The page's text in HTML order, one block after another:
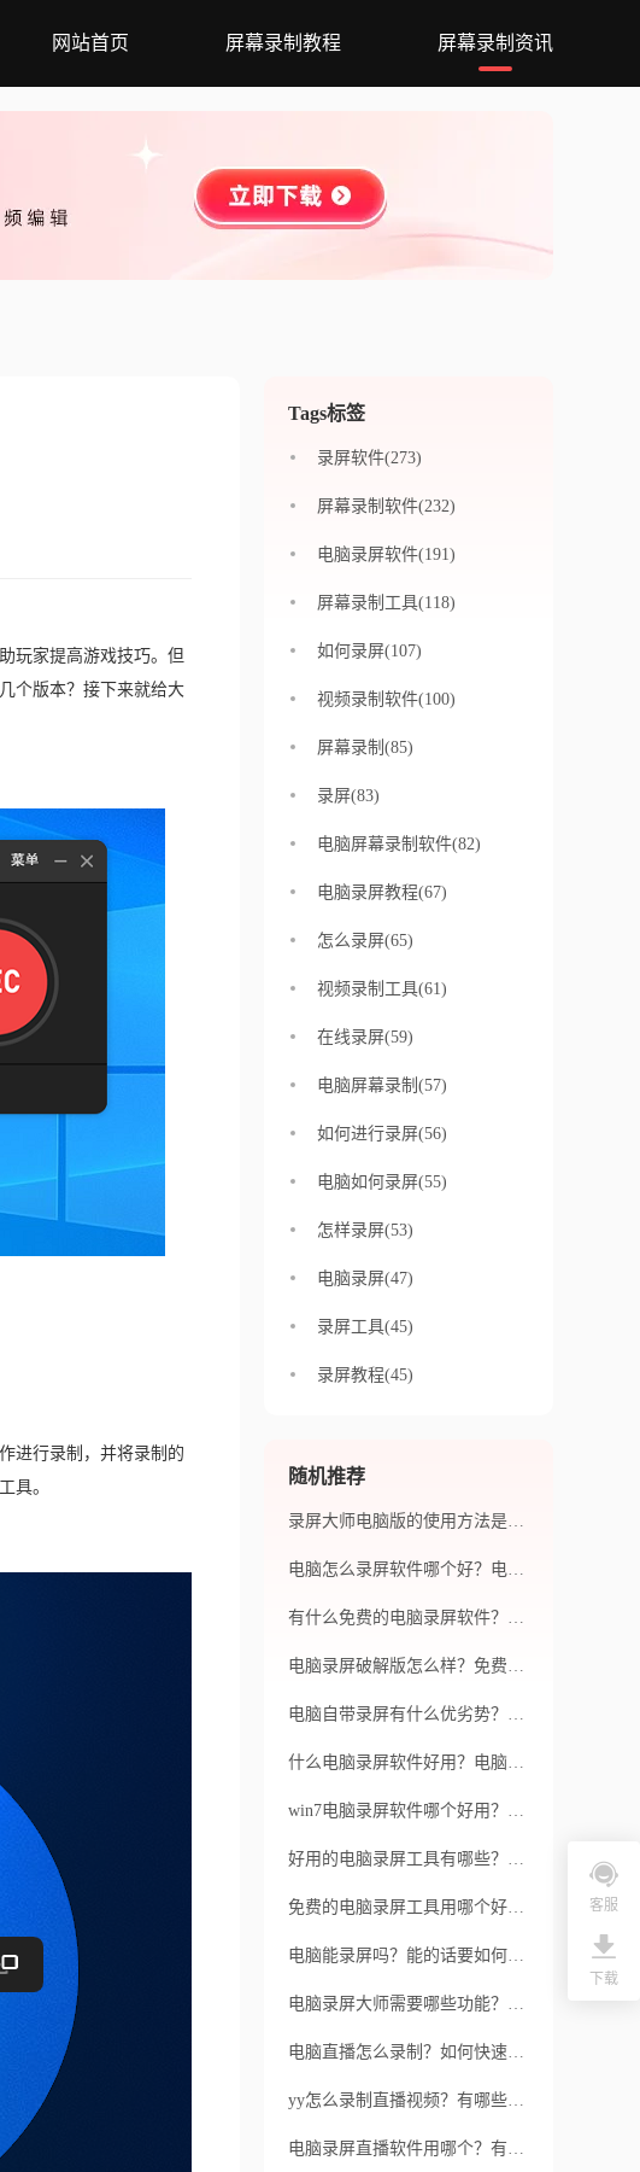
网站首页 屏幕录制教程 屏幕录制资讯
玩家提高游戏技巧。但
个版本？接下来就给大
进行录制，并将录制的
具。
Tags标签
录屏软件(273)
屏幕录制软件(232)
电脑录屏软件(191)
屏幕录制工具(118)
如何录屏(107)
视频录制软件(100)
屏幕录制(85)
录屏(83)
电脑屏幕录制软件(82)
电脑录屏教程(67)
怎么录屏(65)
视频录制工具(61)
在线录屏(59)
电脑屏幕录制(57)
如何进行录屏(56)
电脑如何录屏(55)
怎样录屏(53)
电脑录屏(47)
录屏工具(45)
录屏教程(45)
随机推荐
录屏大师电脑版的使用方法是什么？福昕录屏大师电脑版有哪些优势？
电脑怎么录屏软件哪个好？电脑怎么录屏？
有什么免费的电脑录屏软件？录制视频时屏幕闪烁如何解决？
电脑录屏破解版怎么样？免费的录屏软件是否真的可靠？
电脑自带录屏有什么优劣势？如何使用福昕录屏大师进行更高质量的录屏？
什么电脑录屏软件好用？电脑录屏软件如何录屏？
win7电脑录屏软件哪个好用？电脑录屏有什么技巧？
好用的电脑录屏工具有哪些？电脑录屏工具怎么使用？
免费的电脑录屏工具用哪个好？电脑录屏需注意哪些问题？
电脑能录屏吗？能的话要如何操作？
电脑录屏大师需要哪些功能？如何使用福昕录屏大师进行高质量的录屏？
电脑直播怎么录制？如何快速高效录制电脑直播视频？
yy怎么录制直播视频？有哪些好用的录屏工具？
电脑录屏直播软件用哪个？有哪些特色？
客服
下载